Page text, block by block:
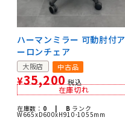
ハーマンミラー 可動肘付ア
ーロンチェア
大阪店 中古品
¥35,200 税込
在庫切れ
在庫数： 0 | B ランク
W665xD600xH910-1055mm